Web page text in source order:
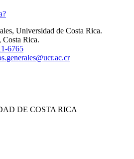
Universidad de Costa Rica.
Costa Rica.
6765
DE COSTA RICA